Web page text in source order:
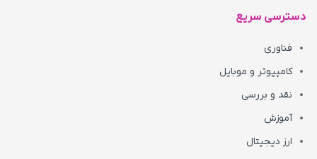
دسترسی سریع
فناوری
کامپیوتر و موبایل
نقد و بررسی
آموزش
ارز دیجیتال